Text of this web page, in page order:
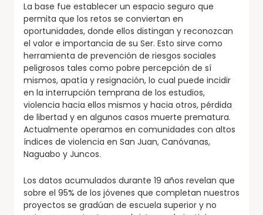
La base fue establecer un espacio seguro que
permita que los retos se conviertan en
oportunidades, donde ellos distingan y reconozcan
el valor e importancia de su Ser. Esto sirve como
herramienta de prevención de riesgos sociales
peligrosos tales como pobre percepción de sí
mismos, apatía y resignación, lo cual puede incidir
en la interrupción temprana de los estudios,
violencia hacia ellos mismos y hacia otros, pérdida
de libertad y en algunos casos muerte prematura.
Actualmente operamos en comunidades con altos
índices de violencia en San Juan, Canóvanas,
Naguabo y Juncos.
Los datos acumulados durante 19 años revelan que
sobre el 95% de los jóvenes que completan nuestros
proyectos se gradúan de escuela superior y no